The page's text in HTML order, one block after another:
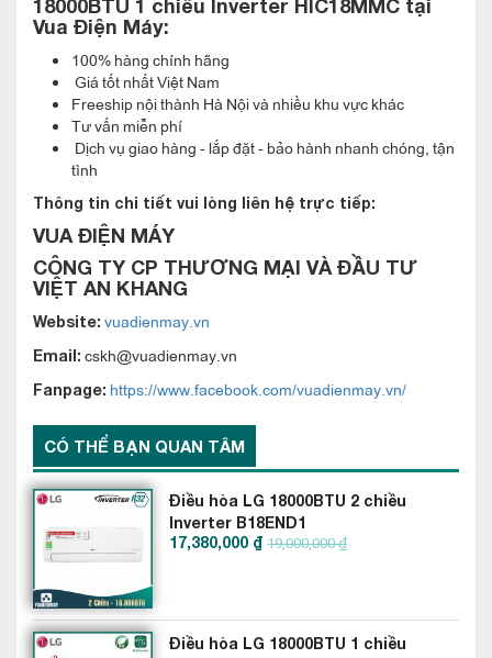
Khả năng tiết kiệm điện năng
Điều hòa Funiki 18000BTU 1 chiều Inverter HIC18MMC sử
dụng công nghệ Inverter tiết kiệm điện năng.
Autocomfort hay Econavi. Mà điều hòa Funiki 18000BTU 1
chiều Inverter HIC18MMC đem đến hiệu quả tiết kiệm năng
lượng lớn cho người sử dụng. Đồng thời với đó là nhiệt độ
được điều chỉnh phù hợp, bảo vệ sức khỏe người dùng.
Điều hòa này có tiết kiệm điện không? Đây là một trong những
mối quan tâm hàng đầu của khách hàng. Với khả năng tiết
kiệm điện, Funiki chứng tỏ mình là một ứng viên xứng đáng
trong cuộc chạy đua giữa các nhãn điều hòa.
18000BTU 1 chiều Inverter HIC18MMC tại
Vua Điện Máy:
100% hàng chính hãng
Giá tốt nhất Việt Nam
Freeship nội thành Hà Nội và nhiều khu vực khác
Tư vấn miễn phí
Dịch vụ giao hàng - lắp đặt - bảo hành nhanh chóng, tận
tình
Thông tin chi tiết vui lòng liên hệ trực tiếp:
VUA ĐIỆN MÁY
CÔNG TY CP THƯƠNG MẠI VÀ ĐẦU TƯ
VIỆT AN KHANG
Website: vuadienmay.vn
Email: cskh@vuadienmay.vn
Fanpage: https://www.facebook.com/vuadienmay.vn/
CÓ THỂ BẠN QUAN TÂM
Điều hòa LG 18000BTU 2 chiều
Inverter B18END1
17,380,000 ₫19,000,000 ₫
Điều hòa LG 18000BTU 1 chiều